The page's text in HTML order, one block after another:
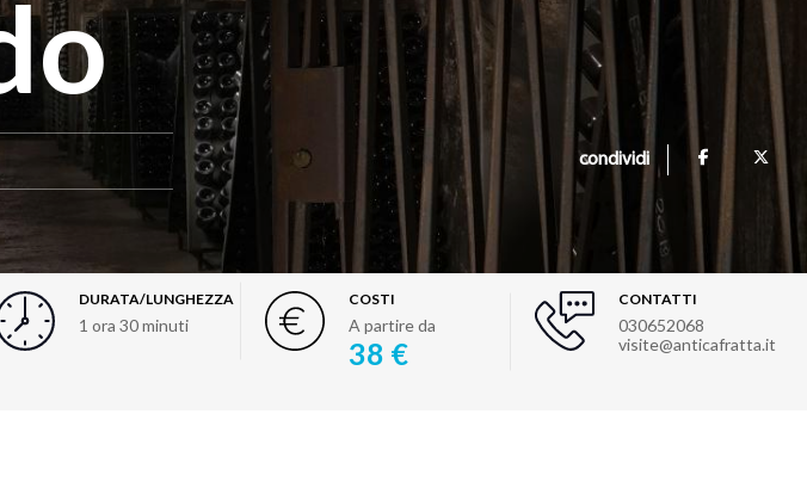
condividi
DURATA/LUNGHEZZA
1 ora 30 minuti
COSTI
A partire da
38 €
CONTATTI
030652068
visite@anticafratta.it